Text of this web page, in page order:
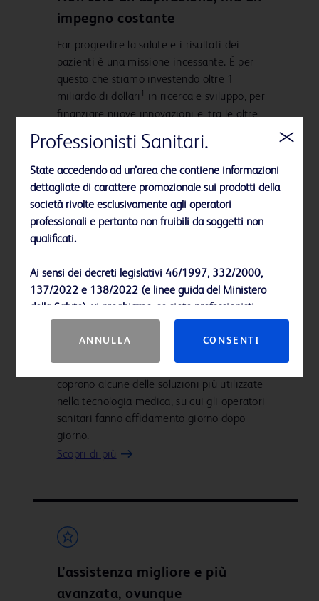
impegno costante
Far progredire la salute e i risultati dei
pazienti è una missione incessante. È per
questo che stiamo investendo oltre 1
miliardo di dollari 1
in ricerca e sviluppo, per
finanziare nuove innovazioni e, tra le altre
iniziative, sviluppare miglioramenti
tecnologici nella produzione.
Scopri di più
Tecnologie avanzate che hanno
toccato miliardi di vite
2
coprono alcune delle soluzioni più utilizzate
nella tecnologia medica, su cui gli operatori
sanitari fanno affidamento giorno dopo
giorno.
Scopri di più
L’assistenza migliore e più
avanzata, ovunque
Professionisti Sanitari.
State accedendo ad un’area che contiene informazioni
dettagliate di carattere promozionale sui prodotti della
società rivolte esclusivamente agli operatori
professionali e pertanto non fruibili da soggetti non
qualificati.
Ai sensi dei decreti legislativi 46/1997, 332/2000,
137/2022 e 138/2022 (e linee guida del Ministero
della Salute), vi preghiamo, se siete professionisti
sanitari, di cliccare sul pulsante “Consenti” per accedere
alla sezione, oppure, se non lo siete, di cliccare sul
pulsante “Annulla” per uscire
ANNULLA CONSENTI